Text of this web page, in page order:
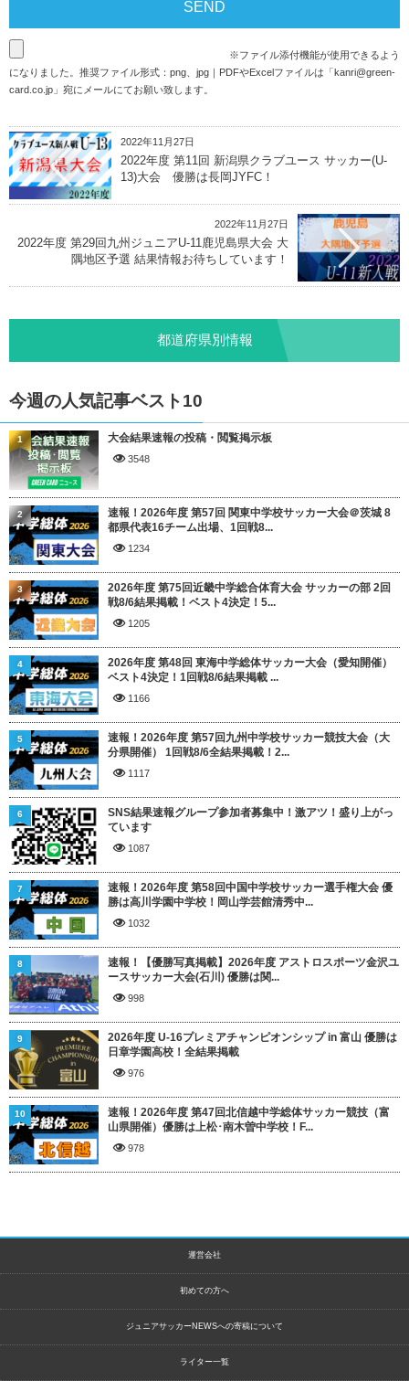
※ファイル添付機能が使用できるよう
になりました。推奨ファイル形式：png、jpg｜PDFやExcelファイルは「kanri@green-
card.co.jp 」宛にメールにてお願い致します。
2022年11月27日
2022年度 第11回 新潟県クラブユース サッカー(U-
13)大会 優勝は長岡JYFC！
2022年11月27日
2022年度 第29回九州ジュニアU-11鹿児島県大会 大
隅地区予選 結果情報お待ちしています！
都道府県別情報
今週の人気記事ベスト10
大会結果速報の投稿・閲覧掲示板
3548
1
速報！2026年度 第57回 関東中学校サッカー大会＠茨城 8
都県代表16チーム出場、1回戦8...
1234
2
2026年度 第75回近畿中学総合体育大会 サッカーの部 2回
戦8/6結果掲載！ベスト4決定！5...
1205
3
2026年度 第48回 東海中学総体サッカー大会（愛知開催）
ベスト4決定！1回戦8/6結果掲載 ...
1166
4
速報！2026年度 第57回九州中学校サッカー競技大会（大
分県開催） 1回戦8/6全結果掲載！2...
1117
5
SNS結果速報グループ参加者募集中！激アツ！盛り上がっ
ています
1087
6
速報！2026年度 第58回中国中学校サッカー選手権大会 優
勝は高川学園中学校！岡山学芸館清秀中...
1032
7
速報！【優勝写真掲載】2026年度 アストロスポーツ金沢ユ
ースサッカー大会(石川) 優勝は関...
998
8
2026年度 U-16プレミアチャンピオンシップ in 富山 優勝は
日章学園高校！全結果掲載
976
9
速報！2026年度 第47回北信越中学総体サッカー競技（富
山県開催）優勝は上松･南木曽中学校！F...
978
10
運営会社
初めての方へ
ジュニアサッカーNEWSへの寄稿について
ライター一覧